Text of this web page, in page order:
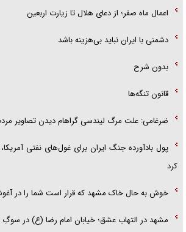
اعمال ماه صفر؛ از دعای هلال تا زیارت اربعین
دشمنی با ایران نباید بی‌هزینه باشد
بدون شرح
قانون تنگه‌ها
ضرغامی: علت مرگ لیندسی گراهام دیدن تصاویر
پول بادآورده جنگ ایران برای غول‌های نفتی
کرد
خوش به حال خاک مشهد که قرار است شما را در
مشهد در التهاب عشق؛ خیابان امام رضا (ع) در سوگِ